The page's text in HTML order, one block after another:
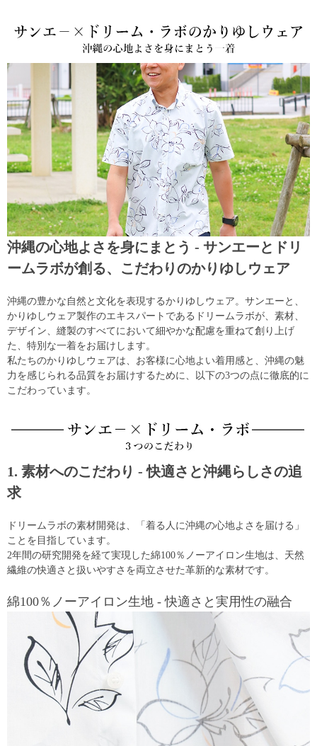
沖縄の心地よさを身にまとう - サンエーとドリ
ームラボが創る、こだわりのかりゆしウェア
沖縄の豊かな自然と文化を表現するかりゆしウェア。サンエーと、
かりゆしウェア製作のエキスパートであるドリームラボが、素材、
デザイン、縫製のすべてにおいて細やかな配慮を重ねて創り上げ
た、特別な一着をお届けします。
私たちのかりゆしウェアは、お客様に心地よい着用感と、沖縄の魅
力を感じられる品質をお届けするために、以下の3つの点に徹底的に
こだわっています。
1. 素材へのこだわり - 快適さと沖縄らしさの追
求
ドリームラボの素材開発は、「着る人に沖縄の心地よさを届ける」
ことを目指しています。
2年間の研究開発を経て実現した綿100％ノーアイロン生地は、天然
繊維の快適さと扱いやすさを両立させた革新的な素材です。
綿100％ノーアイロン生地 - 快適さと実用性の融合